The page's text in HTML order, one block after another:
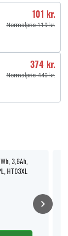
101 kr.
Normalpris 119 kr.
374 kr.
Normalpris 440 kr.
3,6Ah,
HT03XL